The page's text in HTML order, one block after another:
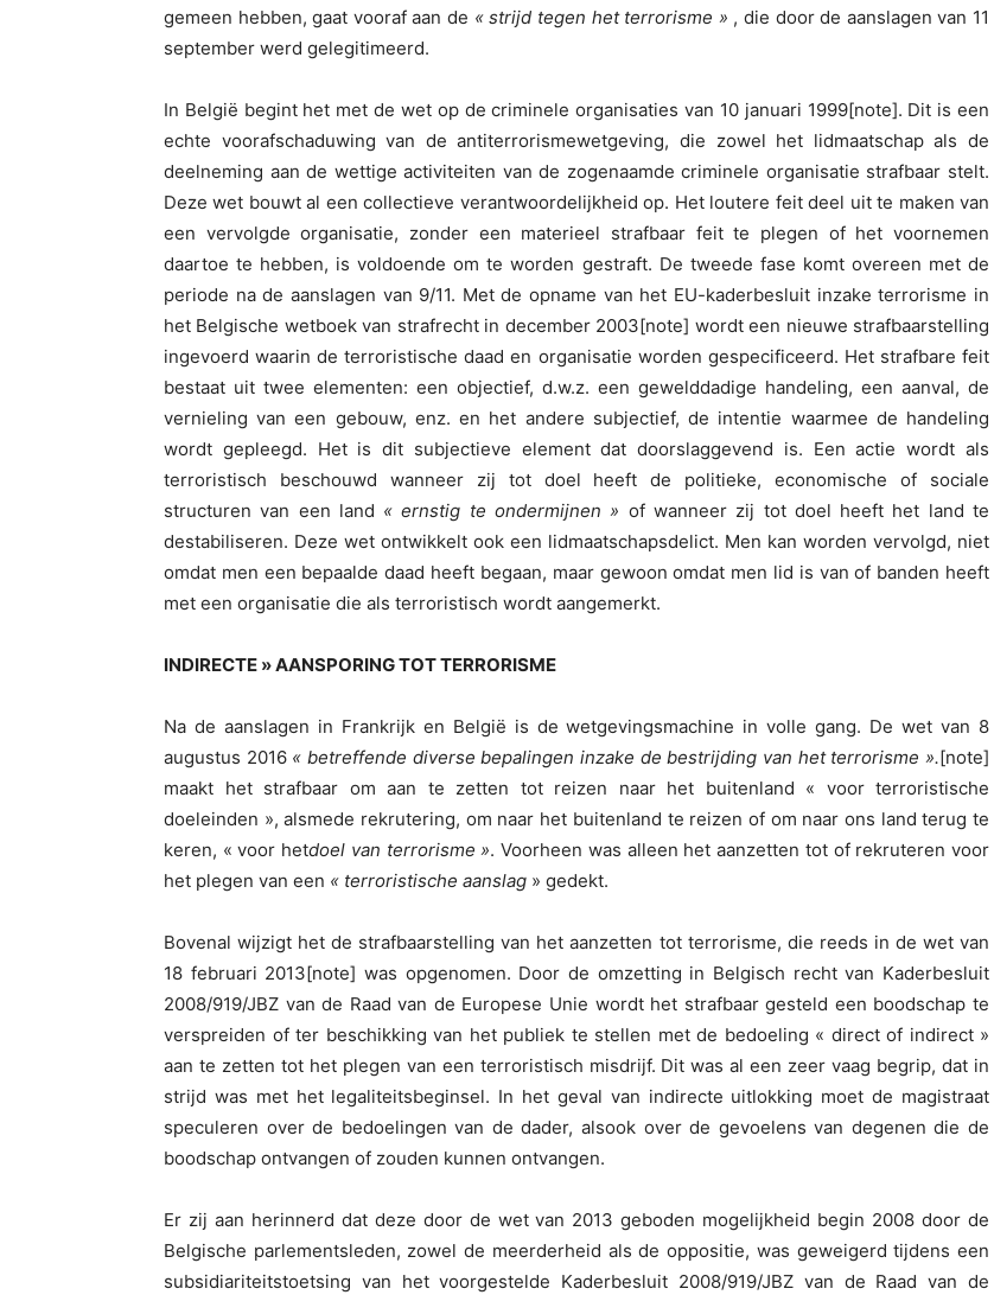
gemeen hebben, gaat vooraf aan de « strijd tegen het terrorisme » , die door de aanslagen van 11
september werd gelegitimeerd.
In België begint het met de wet op de criminele organisaties van 10 januari 1999[note]. Dit is een
echte voorafschaduwing van de antiterrorismewetgeving, die zowel het lidmaatschap als de
deelneming aan de wettige activiteiten van de zogenaamde criminele organisatie strafbaar stelt.
Deze wet bouwt al een collectieve verantwoordelijkheid op. Het loutere feit deel uit te maken van
een vervolgde organisatie, zonder een materieel strafbaar feit te plegen of het voornemen
daartoe te hebben, is voldoende om te worden gestraft. De tweede fase komt overeen met de
periode na de aanslagen van 9/11. Met de opname van het EU-kaderbesluit inzake terrorisme in
het Belgische wetboek van strafrecht in december 2003[note] wordt een nieuwe strafbaarstelling
ingevoerd waarin de terroristische daad en organisatie worden gespecificeerd. Het strafbare feit
bestaat uit twee elementen: een objectief, d.w.z. een gewelddadige handeling, een aanval, de
vernieling van een gebouw, enz. en het andere subjectief, de intentie waarmee de handeling
wordt gepleegd. Het is dit subjectieve element dat doorslaggevend is. Een actie wordt als
terroristisch beschouwd wanneer zij tot doel heeft de politieke, economische of sociale
structuren van een land « ernstig te ondermijnen » of wanneer zij tot doel heeft het land te
destabiliseren. Deze wet ontwikkelt ook een lidmaatschapsdelict. Men kan worden vervolgd, niet
omdat men een bepaalde daad heeft begaan, maar gewoon omdat men lid is van of banden heeft
met een organisatie die als terroristisch wordt aangemerkt.
INDIRECTE » AANSPORING TOT TERRORISME
Na de aanslagen in Frankrijk en België is de wetgevingsmachine in volle gang. De wet van 8
augustus 2016 « betreffende diverse bepalingen inzake de bestrijding van het terrorisme ».[note]
maakt het strafbaar om aan te zetten tot reizen naar het buitenland « voor terroristische
doeleinden », alsmede rekrutering, om naar het buitenland te reizen of om naar ons land terug te
keren, « voor hetdoel van terrorisme ». Voorheen was alleen het aanzetten tot of rekruteren voor
het plegen van een « terroristische aanslag » gedekt.
Bovenal wijzigt het de strafbaarstelling van het aanzetten tot terrorisme, die reeds in de wet van
18 februari 2013[note] was opgenomen. Door de omzetting in Belgisch recht van Kaderbesluit
2008/919/JBZ van de Raad van de Europese Unie wordt het strafbaar gesteld een boodschap te
verspreiden of ter beschikking van het publiek te stellen met de bedoeling « direct of indirect »
aan te zetten tot het plegen van een terroristisch misdrijf. Dit was al een zeer vaag begrip, dat in
strijd was met het legaliteitsbeginsel. In het geval van indirecte uitlokking moet de magistraat
speculeren over de bedoelingen van de dader, alsook over de gevoelens van degenen die de
boodschap ontvangen of zouden kunnen ontvangen.
Er zij aan herinnerd dat deze door de wet van 2013 geboden mogelijkheid begin 2008 door de
Belgische parlementsleden, zowel de meerderheid als de oppositie, was geweigerd tijdens een
subsidiariteitstoetsing van het voorgestelde Kaderbesluit 2008/919/JBZ van de Raad van de